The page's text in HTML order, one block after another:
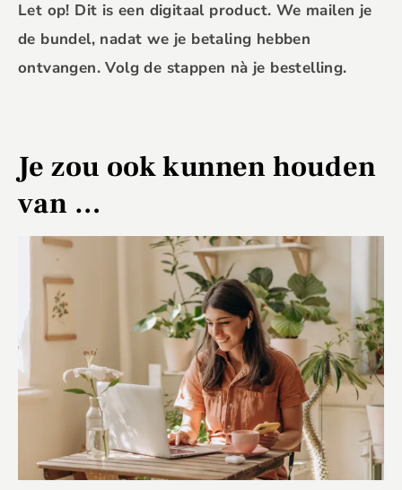
Let op! Dit is een digitaal product. We mailen je
de bundel, nadat we je betaling hebben
ontvangen. Volg de stappen nà je bestelling.
Je zou ook kunnen houden
van …